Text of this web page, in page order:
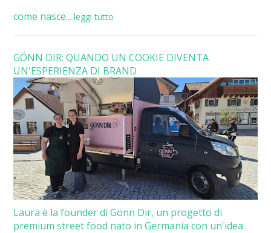
come nasce... leggi tutto
GÖNN DIR: QUANDO UN COOKIE DIVENTA
UN'ESPERIENZA DI BRAND
Laura è la founder di Gönn Dir, un progetto di
premium street food nato in Germania con un'idea